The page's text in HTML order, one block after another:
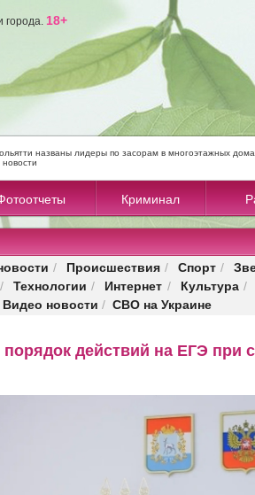
города. 18+
названы лидеры по засорам в многоэтажных
новости
Криминал
/ Происшествия / Спорт /
/ Технологии / Интернет / Культура/
Видео новости / СВО на Украине
действий на ЕГЭ при